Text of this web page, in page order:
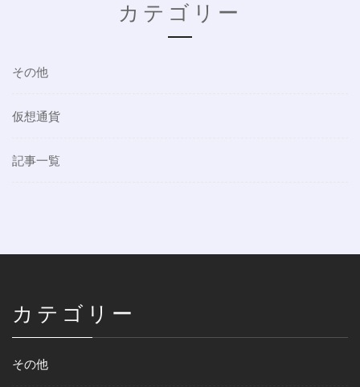
カテゴリー
その他
仮想通貨
記事一覧
カテゴリー
その他